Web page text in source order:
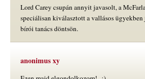
Lord Carey csupán annyit javasolt, a
speciálisan kiválasztott a vallásos ügyekben
bírói tanács döntsön.
anonimus xy